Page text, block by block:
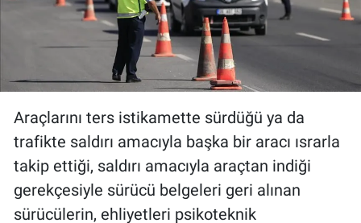
Araçlarını ters istikamette sürdüğü ya da
trafikte saldırı amacıyla başka bir aracı ısrarla
takip ettiği, saldırı amacıyla araçtan indiği
gerekçesiyle sürücü belgeleri geri alınan
sürücülerin, ehliyetleri psikoteknik